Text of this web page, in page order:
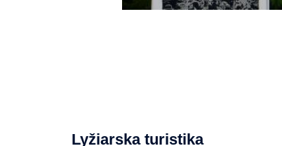
Lyžiarska turistika